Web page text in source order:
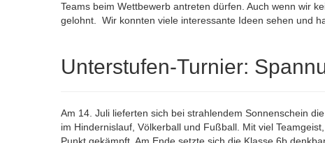
Teams beim Wettbewerb antreten dürfen. Auch wenn wir
gelohnt. Wir konnten viele interessante Ideen sehen und
Unterstufen-Turnier:
Am 14. Juli lieferten sich bei strahlendem Sonnenschein
im Hindernislauf, Völkerball und Fußball. Mit viel